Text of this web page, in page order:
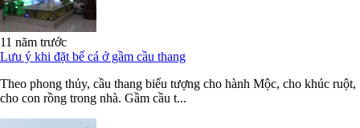
11 năm trước
Lưu ý khi đặt bể cá ở gầm cầu thang
Theo phong thủy, cầu thang biểu tượng cho hành Mộc, cho khúc ruột,
cho con rồng trong nhà. Gầm cầu t...